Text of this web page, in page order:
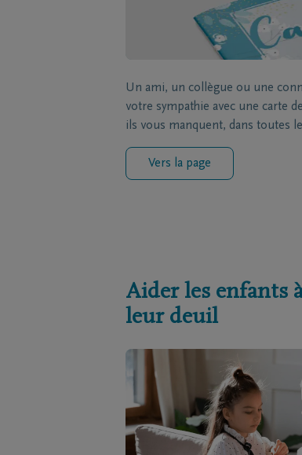
Un ami, un collègue ou une
votre sympathie avec une carte
ils vous manquent, dans toutes
Vers la page
Aider les enfants
leur deuil